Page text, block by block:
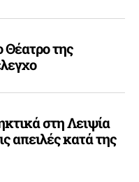
Θέατρο της
στη Λειψία
απειλές κατά της